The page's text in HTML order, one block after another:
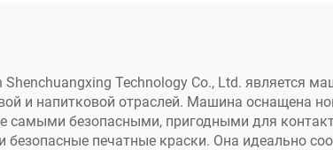
972/973/974,
чернила
DTF и
Technology Co., Ltd. является
и напитковой отраслей. Машина оснащена
самыми безопасными, пригодными для
печатные краски. Она идеально